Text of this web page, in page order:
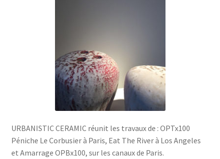
URBANISTIC CERAMIC réunit les travaux de : OPTx100
Péniche Le Corbusier à Paris, Eat The River à Los Angeles
et Amarrage OPBx100, sur les canaux de Paris.